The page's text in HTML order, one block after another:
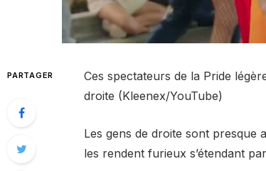
PARTAGER
Ces spectateurs de la Pride
droite (Kleenex/YouTube)
Les gens de droite sont presque
les rendent furieux s’étendant